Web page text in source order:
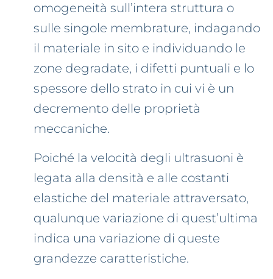
omogeneità sull’intera struttura o
sulle singole membrature, indagando
il materiale in sito e individuando le
zone degradate, i difetti puntuali e lo
spessore dello strato in cui vi è un
decremento delle proprietà
meccaniche.
Poiché la velocità degli ultrasuoni è
legata alla densità e alle costanti
elastiche del materiale attraversato,
qualunque variazione di quest’ultima
indica una variazione di queste
grandezze caratteristiche.